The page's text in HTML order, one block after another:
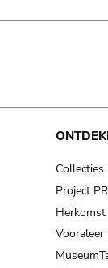
Collecties
Project
Herkomst